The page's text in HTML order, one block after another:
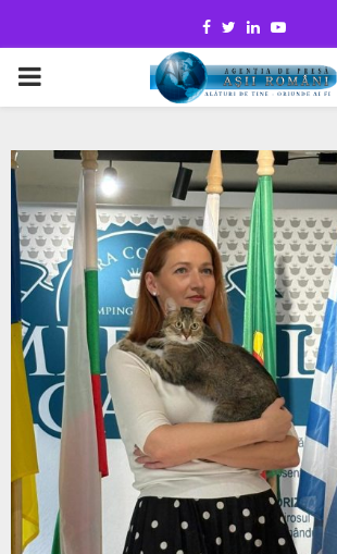
Facebook
TwitterLinkedinYoutube
PRIMARY